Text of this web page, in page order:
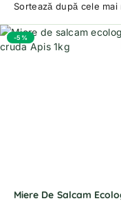
Sortează după cele mai
-5%
Miere De Salcam